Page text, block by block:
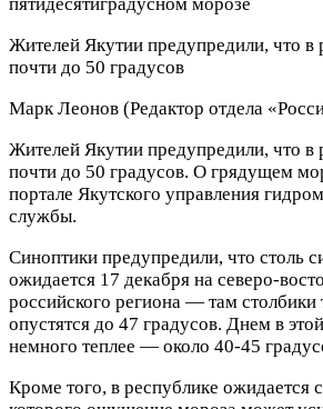
Жителей Якутии предупредили, что в
почти до 50 градусов
Марк Леонов (Редактор отдела
Жителей Якутии предупредили, что в
почти до 50 градусов. О грядущем
портале Якутского управления
службы.
Синоптики предупредили, что столь
ожидается 17 декабря на северо-
российского региона — там столбики
опустятся до 47 градусов. Днем в
немного теплее — около 40-45
Кроме того, в республике ожидается